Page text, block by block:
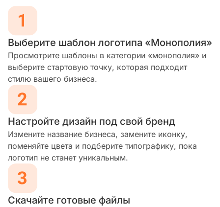
Выберите шаблон логотипа «Монополия»
Просмотрите шаблоны в категории «монополия» и
выберите стартовую точку, которая подходит
стилю вашего бизнеса.
Настройте дизайн под свой бренд
Измените название бизнеса, замените иконку,
поменяйте цвета и подберите типографику, пока
логотип не станет уникальным.
Скачайте готовые файлы